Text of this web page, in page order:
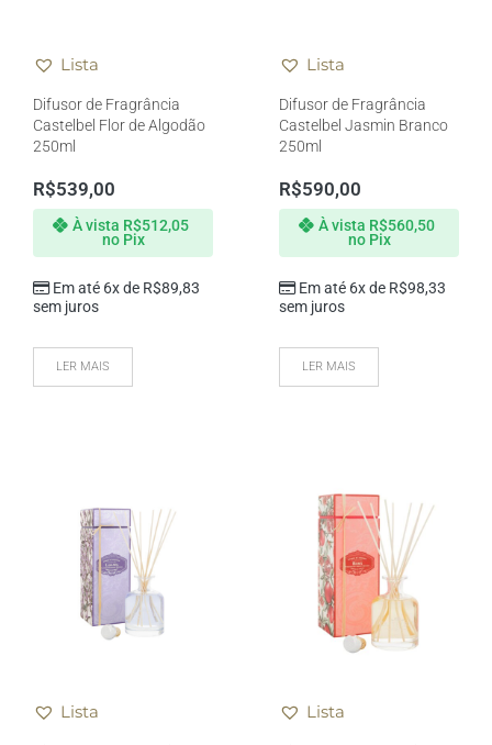
Lista
Difusor de Fragrância
Castelbel Flor de Algodão
250ml
R$539,00
Em até 6x de R$89,83
sem juros
À vista R$512,05
no Pix
LER MAIS
Lista
Difusor de Fragrância
Castelbel Jasmin Branco
250ml
R$590,00
Em até 6x de R$98,33
sem juros
À vista R$560,50
no Pix
LER MAIS
Lista Lista